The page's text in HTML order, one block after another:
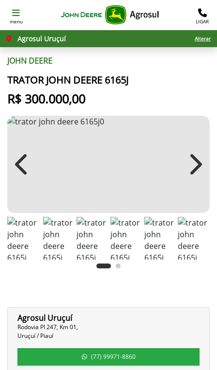
menu LIGAR
Agrosul Uruçuí Alterar
JOHN DEERE
TRATOR JOHN DEERE 6165J
R$ 300.000,00
Previous Next
Agrosul Uruçuí
Rodovia PI 247, Km 01,
Uruçuí / Piauí
(77) 99971-8860